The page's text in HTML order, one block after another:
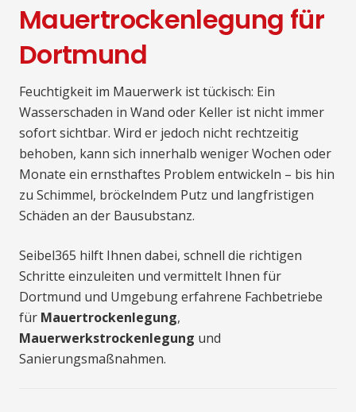
Mauertrockenlegung für
Dortmund
Feuchtigkeit im Mauerwerk ist tückisch: Ein
Wasserschaden in Wand oder Keller ist nicht immer
sofort sichtbar. Wird er jedoch nicht rechtzeitig
behoben, kann sich innerhalb weniger Wochen oder
Monate ein ernsthaftes Problem entwickeln – bis hin
zu Schimmel, bröckelndem Putz und langfristigen
Schäden an der Bausubstanz.
Seibel365 hilft Ihnen dabei, schnell die richtigen
Schritte einzuleiten und vermittelt Ihnen für
Dortmund und Umgebung erfahrene Fachbetriebe
für Mauertrockenlegung,
Mauerwerkstrockenlegung und
Sanierungsmaßnahmen.